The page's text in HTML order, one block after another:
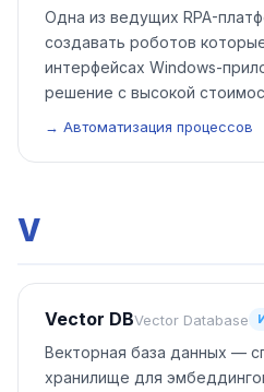
Одна из ведущих RPA-
создавать роботов
интерфейсах Windows-
решение с высокой
→ Автоматизация процессов
V
Vector DBVector Database
Векторная база данных —
хранилище для